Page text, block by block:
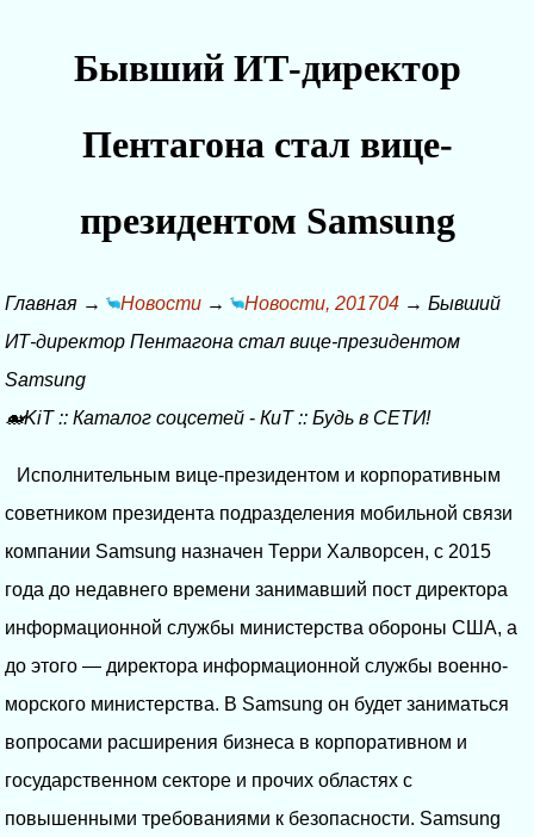
Бывший ИТ-директор
Пентагона стал вице-
президентом Samsung
Главная → Новости → Новости, 201704 → Бывший
ИТ-директор Пентагона стал вице-президентом
Samsung
🐋KiT:: Каталог соцсетей - КиТ:: Будь в СЕТИ!
Исполнительным вице-президентом и корпоративным
советником президента подразделения мобильной связи
компании Samsung назначен Терри Халворсен, с 2015
года до недавнего времени занимавший пост директора
информационной службы министерства обороны США, а
до этого — директора информационной службы военно-
морского министерства. В Samsung он будет заниматься
вопросами расширения бизнеса в корпоративном и
государственном секторе и прочих областях с
повышенными требованиями к безопасности. Samsung